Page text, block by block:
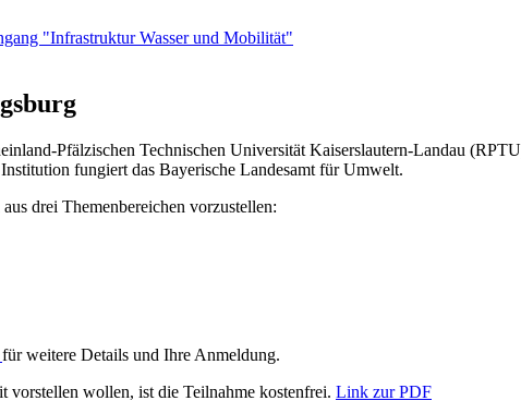
"Infrastruktur Wasser und Mobilität"
Pfälzischen Technischen Universität Kaiserslautern-Landau
fungiert das Bayerische Landesamt für Umwelt.
drei Themenbereichen vorzustellen:
für weitere Details und Ihre Anmeldung.
vorstellen wollen, ist die Teilnahme kostenfrei. Link zur PDF